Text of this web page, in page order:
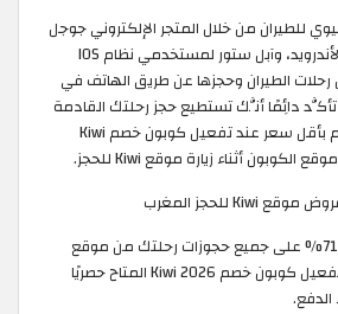
للطيران من خلال المتجر الإلكتروني جوجل
بلاي لمستخدمي نظام الأندرويد، وآبل ستور لمستخدمي نظام IOS
رحلات الطيران وحجزها عن طريق الهاتف في
دائِمًا أنَّك تستطيع حجز رحلتك القادمة
إلى أي وجهة حول العالم بأقل سعر عند تفعيل كوبون خصم Kiwi
استمتع بخصم يصل إلى 71% على جميع حجوزات رحلتك من موقع
Kiwi للحجز المغرب عند تفعيل كوبون خصم Kiwi 2026 المتاح حصريًا